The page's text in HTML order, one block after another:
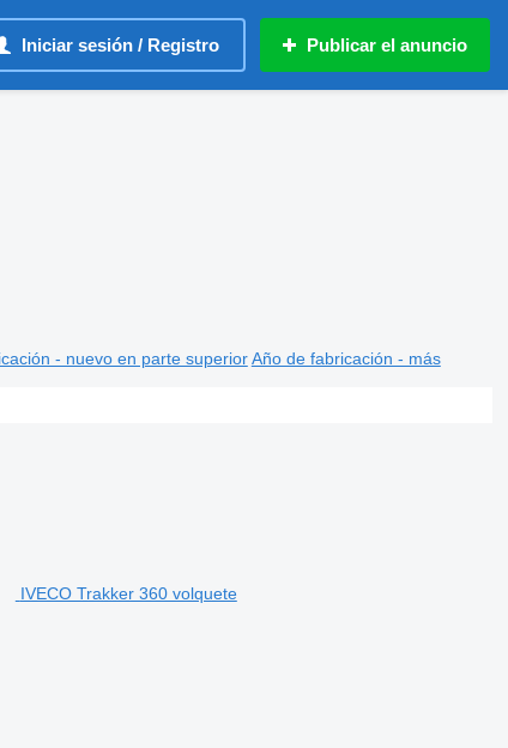
Iniciar sesión / Registro Publicar el anuncio
- nuevo en parte superior Año de fabricación - más
IVECO Trakker 360 volquete